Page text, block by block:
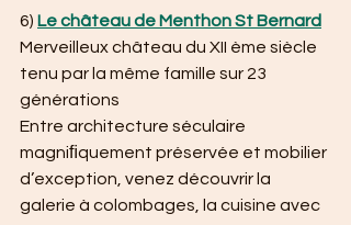
6) Le château de Menthon St Bernard
Merveilleux château du XII ème siècle
tenu par la même famille sur 23
générations
Entre architecture séculaire
magniﬁquement préservée et mobilier
d’exception, venez découvrir la
galerie à colombages, la cuisine avec